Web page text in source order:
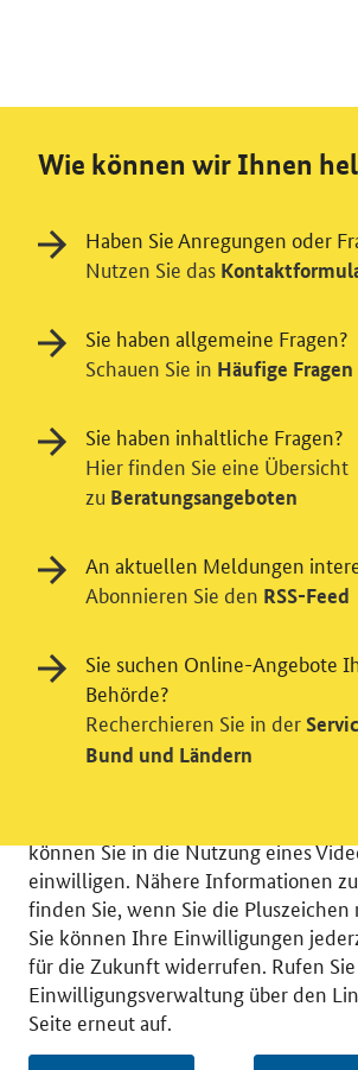
© 2026 Bundesministerium für
RSS
Benutzerhinweise
Impressum
Barrierefreiheit
Einwilligungsverwaltung
Videodienst
Wir bitten Sie an dieser Stelle um
verschiedene Zusatzdienste unserer
möchten die Nutzeraktivität mit Hilfe
können Sie in die Nutzung eines
einwilligen. Nähere Informationen
finden Sie, wenn Sie die
Sie können Ihre Einwilligungen
für die Zukunft widerrufen. Rufen
Einwilligungsverwaltung über den
Seite erneut auf.
Wie können wir Ihnen
Haben Sie Anregungen oder
Nutzen Sie das
Sie haben allgemeine Fragen?
Schauen Sie in Häufige Fragen
Sie haben inhaltliche Fragen?
Hier finden Sie eine Übersicht
zu Beratungsangeboten
An aktuellen Meldungen
Abonnieren Sie den RSS-Feed
Sie suchen Online-Angebote
Behörde?
Recherchieren Sie in der
Bund und Ländern